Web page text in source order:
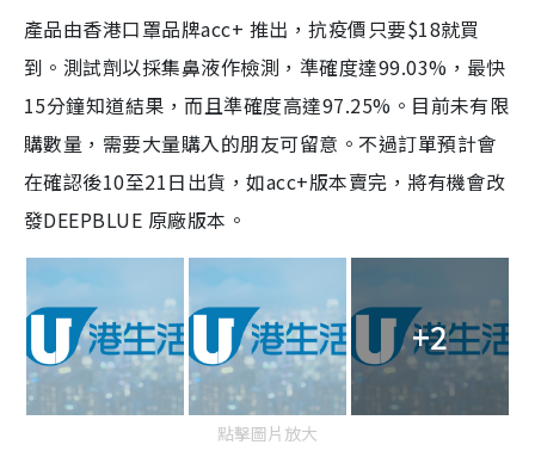
產品由香港口罩品牌acc+ 推出，抗疫價只要$18就買
到。測試劑以採集鼻液作檢測，準確度達99.03%，最快
15分鐘知道結果，而且準確度高達97.25%。目前未有限
購數量，需要大量購入的朋友可留意。不過訂單預計會
在確認後10至21日出貨，如acc+版本賣完，將有機會改
發DEEPBLUE 原廠版本。
+2
點擊圖片放大